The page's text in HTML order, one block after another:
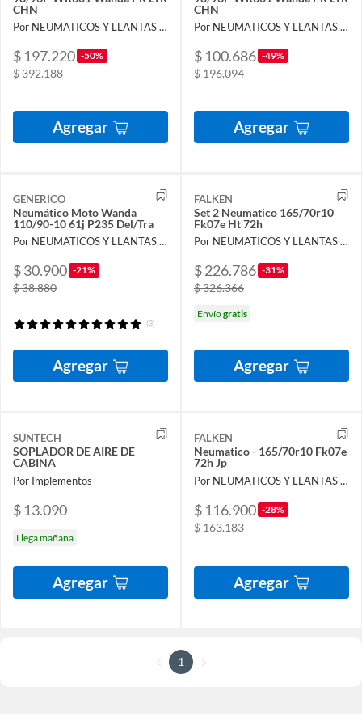
CHN
Por NEUMATICOS Y LLANTAS DEL PACIFICO LIMITADA
$ 197.220 -50%
$ 392.188
Agregar
CHN
Por NEUMATICOS Y LLANTAS DEL PACIFICO LIMITADA
$ 100.686 -49%
$ 196.094
Agregar
GENERICO
Neumático Moto Wanda
110/90-10 61j P235 Del/Tra
Por NEUMATICOS Y LLANTAS DEL PACIFICO LIMITADA
$ 30.900 -21%
$ 38.880
(3)
Agregar
FALKEN
Set 2 Neumatico 165/70r10
Fk07e Ht 72h
Por NEUMATICOS Y LLANTAS DEL PACIFICO LIMITADA
$ 226.786 -31%
$ 326.366
Envíogratis
Agregar
SUNTECH
SOPLADOR DE AIRE DE
CABINA
Por Implementos
$ 13.090
Llega mañana
Agregar
FALKEN
Neumatico - 165/70r10 Fk07e
72h Jp
Por NEUMATICOS Y LLANTAS DEL PACIFICO LIMITADA
$ 116.900 -28%
$ 163.183
Agregar
1